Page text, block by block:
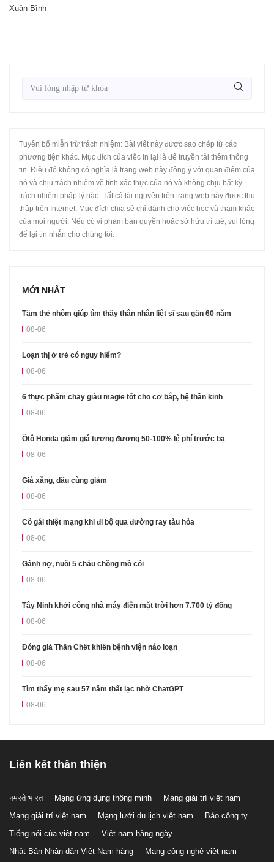
Xuân Bình
Tuyên bố miễn trừ trách nhiệm: Bài viết này được sao chép từ các
phương tiện khác. Mục đích của việc in lại là để truyền tải thêm thông
tin. Điều đó không có nghĩa là trang web này đồng ý với quan điểm của
nó và chịu trách nhiệm về tính xác thực của nó và không chịu bất kỳ
trách nhiệm pháp lý nào. Tất cả tài nguyên trên trang web này được thu
thập trên Internet. Mục đích chia sẻ chỉ dành cho việc học và tham khảo
của mọi người. Nếu có vi phạm bản quyền hoặc sở hữu trí tuệ, vui lòng
để lại tin nhắn cho chúng tôi.
MỚI NHẤT
Tấm thẻ nhôm giúp tìm thấy thân nhân liệt sĩ sau gần 60 năm
08-06
Loạn thị ở trẻ có nguy hiểm?
08-06
6 thực phẩm chay giàu magie tốt cho cơ bắp, hệ thần kinh
08-06
Ôtô Honda giảm giá tương đương 50-100% lệ phí trước bạ
08-06
Giá xăng, dầu cùng giảm
08-06
Cô gái thiệt mạng khi đi bộ qua đường ray tàu hỏa
08-06
Gánh nợ, nuôi 5 cháu chồng mồ côi
08-06
Tây Ninh khởi công nhà máy điện mặt trời hơn 7.700 tỷ đồng
08-06
Đóng giả Thần Chết khiến bệnh viện náo loạn
08-06
Tìm thấy mẹ sau 57 năm thất lạc nhờ ChatGPT
08-06
Liên kết thân thiện
नमस्ते भारत Mạng ứng dụng thông minh
Mạng giải trí việt nam
Mạng giải trí việt nam
Mạng lưới du lịch việt nam
Báo công ty
Tiếng nói của việt nam
Việt nam hàng ngày
Nhật Bản Nhân dân Việt Nam hàng
Mạng công nghệ việt nam